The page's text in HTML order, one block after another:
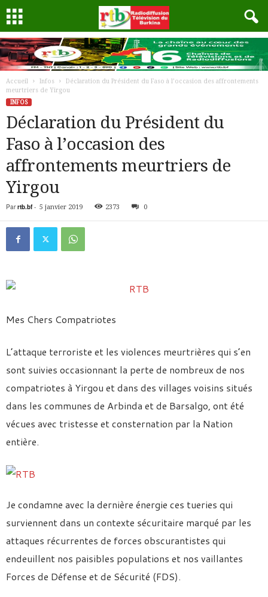
Accueil Infos
Déclaration du Président du Faso à l’occasion des affrontements
meurtriers de Yirgou
INFOS
Déclaration du Président du
Faso à l’occasion des
affrontements meurtriers de
Yirgou
Par rtb.bf- 5 janvier 2019 2373 0
Mes Chers Compatriotes
L’attaque terroriste et les violences meurtrières qui s’en
sont suivies occasionnant la perte de nombreux de nos
compatriotes à Yirgou et dans des villages voisins situés
dans les communes de Arbinda et de Barsalgo, ont été
vécues avec tristesse et consternation par la Nation
entière.
Je condamne avec la dernière énergie ces tueries qui
surviennent dans un contexte sécuritaire marqué par les
attaques récurrentes de forces obscurantistes qui
endeuillent nos paisibles populations et nos vaillantes
Forces de Défense et de Sécurité (FDS).